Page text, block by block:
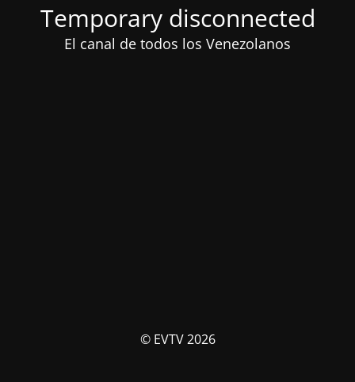
Temporary disconnected
El canal de todos los Venezolanos
© EVTV 2026